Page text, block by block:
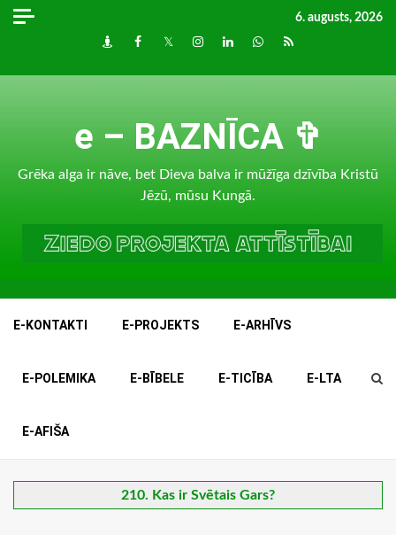
Skip
6. augusts, 2026
DraugiemFacebook
TwitterInstagram
LinkedInwhatsapp
RSS
e – BAZNĪCA ✞
Grēka alga ir nāve, bet Dieva balva ir mūžīga dzīvība Kristū
Jēzū, mūsu Kungā.
E-KONTAKTI E-PROJEKTS E-ARHĪVS
E-POLEMIKA E-BĪBELE E-TICĪBA E-LTA
E-AFIŠA
210. Kas ir Svētais Gars?